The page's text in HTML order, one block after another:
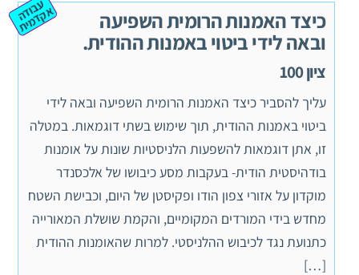
כיצד האמנות הרומית השפיעה
ובאה לידי ביטוי באמנות ההודית.
ציון 100
ע
ב
וד
ה
א
ק
ד
מ
ית
עליך להסביר כיצד האמנות הרומית השפיעה ובאה לידי
ביטוי באמנות ההודית, תוך שימוש בשתי דוגמאות. במטלה
זו, אתן דוגמאות להשפעות הלניסטיות שונות על אומנות
בודהיסטית הודית- בעקבות מסע כיבושו של אלכסנדר
מוקדון על אזורי צפון הודו ופקיסטן של היום, וכבישת השטח
מחדש בידי המורדים המקומיים, והקמת שושלת המאורייה
כתנועת נגד לכיבוש ההלניסטי. למרות שהאומנות ההודית
[…]